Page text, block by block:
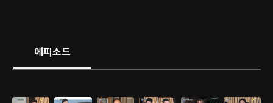
에피소드